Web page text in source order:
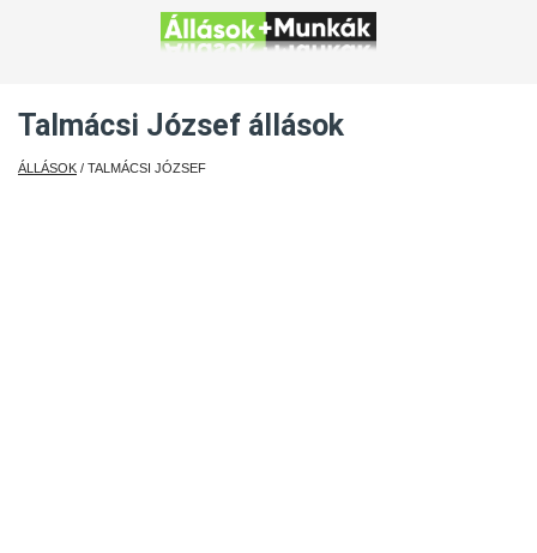
Talmácsi József állások
ÁLLÁSOK / TALMÁCSI JÓZSEF